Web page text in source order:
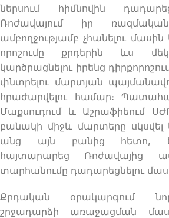
ներսում հիմնովին
Ռոժավայում իր ռազմական
ամբողջությամբ չհանելու
որոշումը քրդերին ևս
կարծրացնելու իրենց
փնտրելու մարտյան
հրաժարվելու համար։
Մաքսուդում և Աշրաֆիեում
բանակի միջև մարտերը սկսվել
անց այն բանից հետո,
հայտարարեց Ռոժավայից
տարհանումը դադարեցնելու
Քրդական օրակարգում
շրջադարձի առաջացման